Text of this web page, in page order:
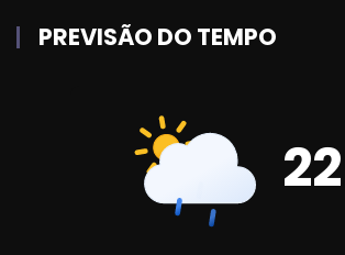
PREVISÃO DO TEMPO
22